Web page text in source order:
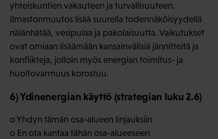
yhteiskuntien vakauteen ja turvallisuuteen.
Ilmastonmuutos lisää suurella todennäköisyydellä
nälänhätää, vesipulaa ja pakolaisuutta. Vaikutukset
ovat omiaan lisäämään kansainvälisiä jännitteitä ja
konflikteja, jolloin myös energian toimitus- ja
huoltovarmuus korostuu.
6) Ydinenergian käyttö (strategian luku 2.6)
o Yhdyn tämän osa-alueen linjauksiin
o En ota kantaa tähän osa-alueeseen